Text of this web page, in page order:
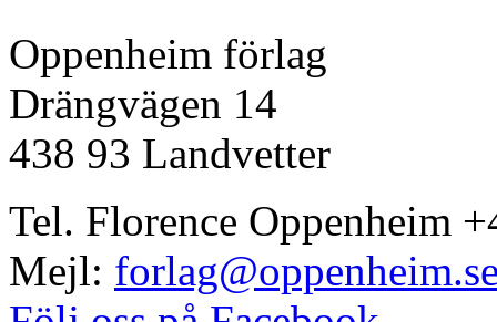
Oppenheim förlag
Drängvägen 14
438 93 Landvetter
Tel. Florence Oppenheim
Mejl: